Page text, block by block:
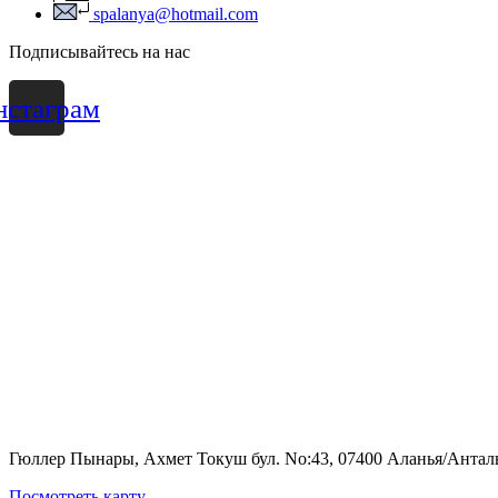
spalanya@hotmail.com
Подписывайтесь на нас
Гюллер Пынары, Ахмет Токуш бул. No:43, 07400 Аланья/